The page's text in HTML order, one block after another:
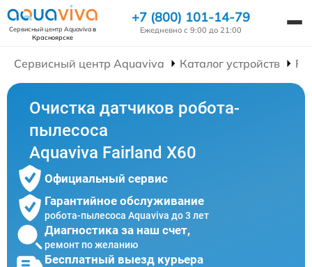
Сервисный центр Aquavivaв
Красноярске
+7 (800) 101-14-79
Ежедневно с 9:00 до 21:00
Сервисный центр Aquaviva Каталог устройств
Очистка датчиков робота-
пылесоса
Aquaviva Fairland X60
Официальный сервис
Гарантийное обслуживание
робота-пылесоса Aquaviva до 3 лет
Диагностика за наш счет,
ремонт по желанию
Бесплатный выезд курьера